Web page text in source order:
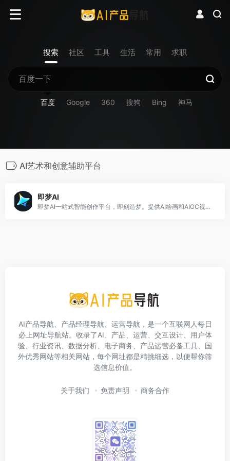
搜索 社区 工具 生活 常用 求职
百度 Google 360 搜狗 Bing 神马
AI艺术和创意辅助平台
即梦AI
即梦AI一站式智能创作平台，即刻造梦。提供AI绘画和AIGC视频创作体验，拥有激发无限创作灵感的社区。让即梦AI开启您的智能创作之旅，探索梦境实现的无限可能！
AI产品导航、产品经理导航、运营导航，是一个互联网人每日
必上网址导航站。收录了AI、产品、运营、交互设计、用户体
验、行业资讯、数据分析、电子商务、产品运营必备工具、国
外优秀网站等相关网站，每个网址都是精挑细选，以便帮你筛
选信息价值。
关于我们 免责声明 商务合作